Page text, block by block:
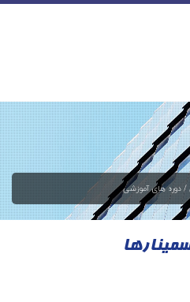
/دوره های آموزشی